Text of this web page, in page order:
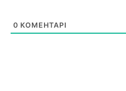
0 КОМЕНТАРІ